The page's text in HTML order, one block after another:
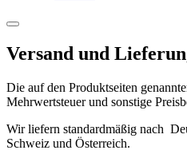
Versand und
Die auf den Produktseiten
Mehrwertsteuer und sonstige
Wir liefern standardmäßig nach
Schweiz und Österreich.